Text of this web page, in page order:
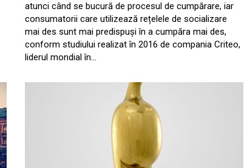
atunci când se bucură de procesul de cumpărare, iar
consumatorii care utilizează rețelele de socializare
mai des sunt mai predispuși în a cumpăra mai des,
conform studiului realizat în 2016 de compania Criteo,
liderul mondial în…